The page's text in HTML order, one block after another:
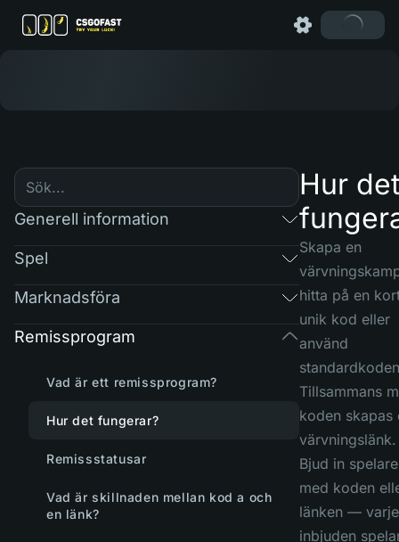
Generell information
Spel
Marknadsföra
Remissprogram
Vad är ett remissprogram?
Hur det fungerar?
Remissstatusar
Vad är skillnaden mellan kod a och
en länk?
Hur det
Skapa en
hitta på en
unik kod eller
använd
Tillsammans
koden skapas
värvningslänk.
Bjud in spelare
med koden
länken — varje
inbjuden